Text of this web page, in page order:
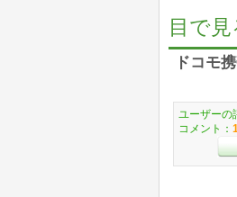
目で
ドコモ
ユーザーの
コメント： 1